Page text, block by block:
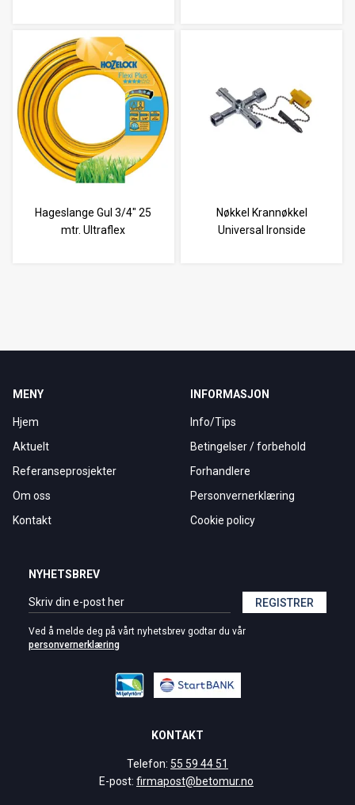
Hageslange Gul 3/4" 25
mtr. Ultraflex
Nøkkel Krannøkkel
Universal Ironside
MENY
Hjem
Aktuelt
Referanseprosjekter
Om oss
Kontakt
INFORMASJON
Info/Tips
Betingelser / forbehold
Forhandlere
Personvernerklæring
Cookie policy
NYHETSBREV
REGISTRER
Ved å melde deg på vårt nyhetsbrev godtar du vår
personvernerklæring
KONTAKT
Telefon: 55 59 44 51
E-post: firmapost@betomur.no